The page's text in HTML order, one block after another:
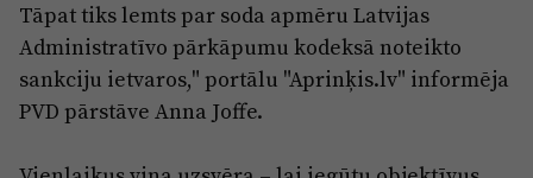
Jūrmala
Par laikrakstu
Privātuma politika
Tāpat tiks lemts par soda apmēru Latvijas
Administratīvo pārkāpumu kodeksā noteikto
sankciju ietvaros," portālu "Aprinķis.lv" informēja
PVD pārstāve Anna Joffe.